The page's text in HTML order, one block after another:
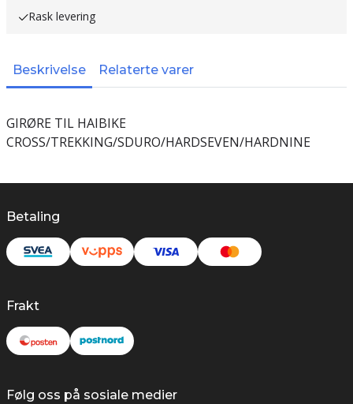
Rask levering
Beskrivelse Relaterte varer
GIRØRE TIL HAIBIKE
CROSS/TREKKING/SDURO/HARDSEVEN/HARDNINE
Betaling
Frakt
Følg oss på sosiale medier